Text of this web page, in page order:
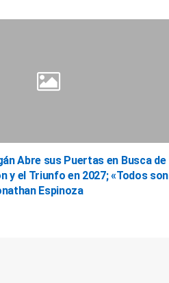
Abre sus Puertas en Busca de
y el Triunfo en 2027; «Todos son
Espinoza